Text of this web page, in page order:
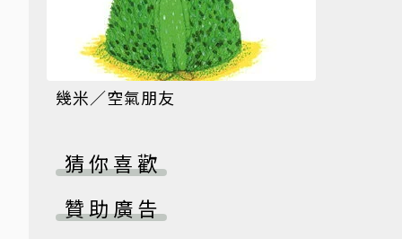
幾米／空氣朋友
猜你喜歡
贊助廣告